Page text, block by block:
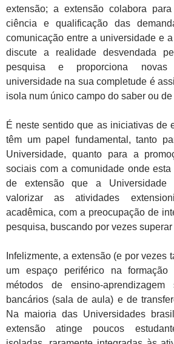
extensão; a extensão colabora
ciência e qualificação das
comunicação entre a universidade e
discute a realidade desvendada
pesquisa e proporciona novas
universidade na sua completude é
isola num único campo do saber ou
É neste sentido que as iniciativas de
têm um papel fundamental, tanto
Universidade, quanto para a
sociais com a comunidade onde
de extensão que a Universidade
valorizar as atividades
acadêmica, com a preocupação de
pesquisa, buscando por vezes
Infelizmente, a extensão (e por vezes
um espaço periférico na formação
métodos de ensino-aprendizagem
bancários (sala de aula) e de
Na maioria das Universidades
extensão atinge poucos